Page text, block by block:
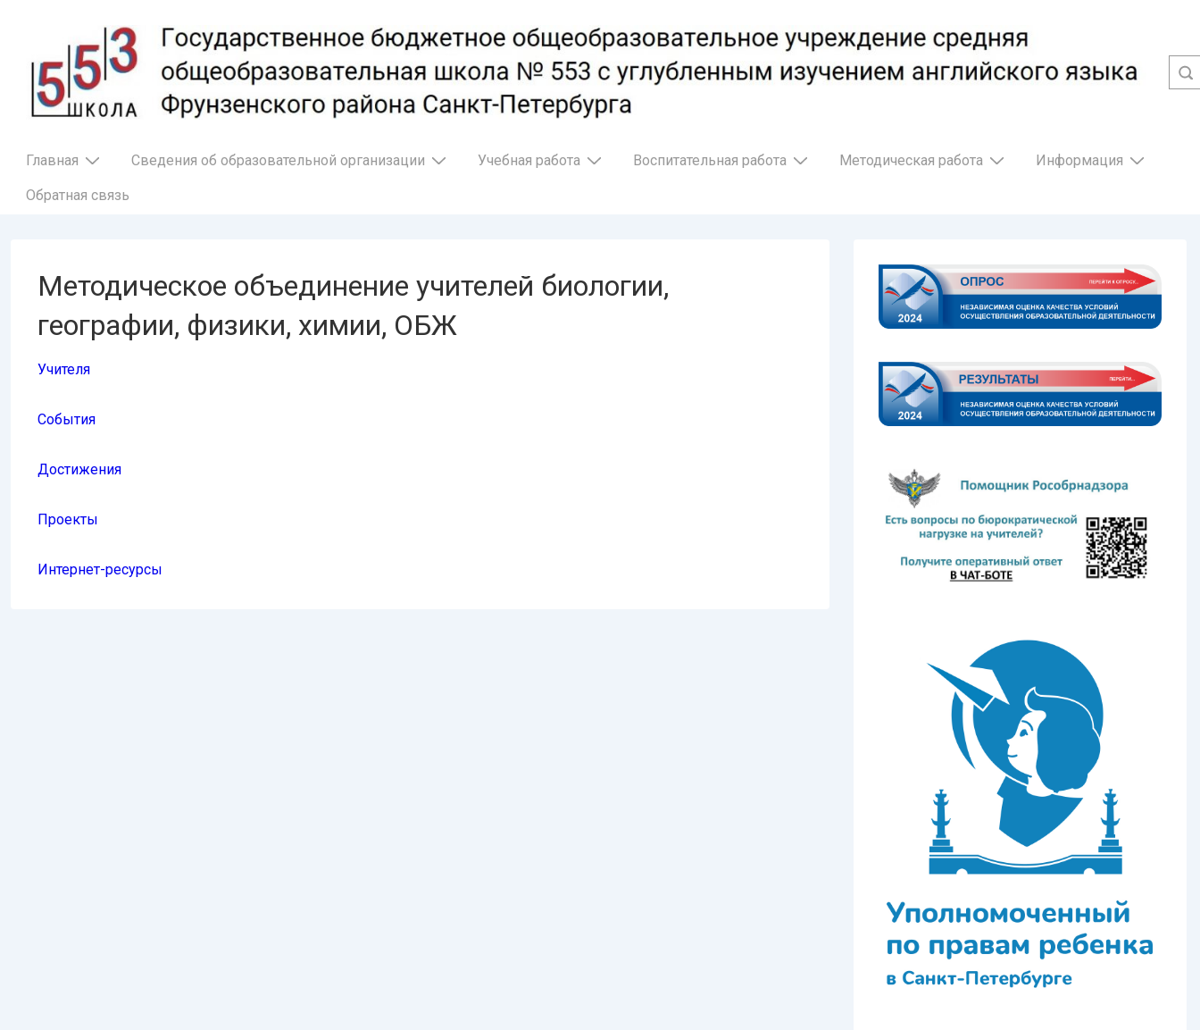
основному
содержимому
Основная
Главная Сведения об образовательной организации Учебная работа Воспитательная работа Методическая работа Информация
Обратная связь
Методическое объединение учителей биологии,
географии, физики, химии, ОБЖ
Учителя
События
Достижения
Проекты
Интернет-ресурсы